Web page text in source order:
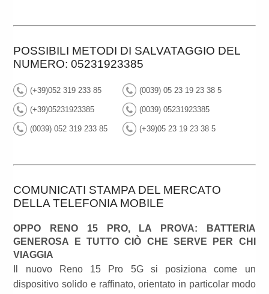
POSSIBILI METODI DI SALVATAGGIO DEL
NUMERO: 05231923385
(+39)052 319 233 85 (0039) 05 23 19 23 38 5
(+39)05231923385 (0039) 05231923385
(0039) 052 319 233 85 (+39)05 23 19 23 38 5
COMUNICATI STAMPA DEL MERCATO
DELLA TELEFONIA MOBILE
OPPO RENO 15 PRO, LA PROVA: BATTERIA
GENEROSA E TUTTO CIÒ CHE SERVE PER CHI
VIAGGIA
Il nuovo Reno 15 Pro 5G si posiziona come un
dispositivo solido e raffinato, orientato in particolar modo